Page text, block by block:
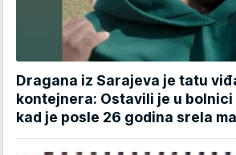
Dragana iz Sarajeva je tatu
kontejnera: Ostavili je u bolnici
kad je posle 26 godina srela